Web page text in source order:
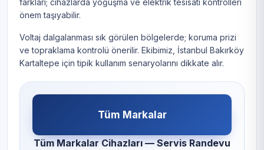
farkları; cihazlarda yoğuşma ve elektrik tesisatı kontrolleri
önem taşıyabilir.
Voltaj dalgalanması sık görülen bölgelerde; koruma prizi
ve topraklama kontrolü önerilir. Ekibimiz, İstanbul Bakırköy
Kartaltepe için tipik kullanım senaryolarını dikkate alır.
Tüm Markalar
Tüm Markalar Cihazları — Servis Randevu